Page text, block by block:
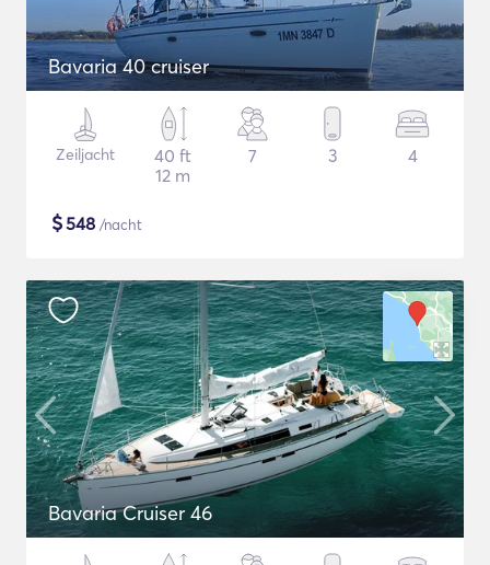
Bavaria 40 cruiser
Zeiljacht
40 ft
12 m
7 3 4
$548 /nacht
Bavaria Cruiser 46